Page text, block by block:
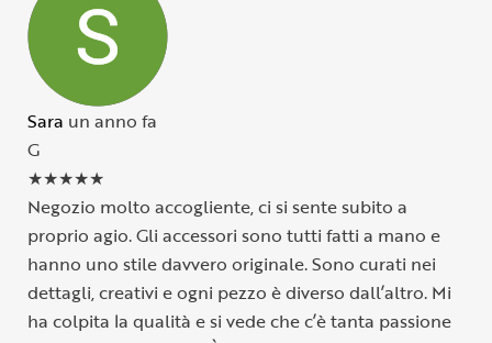
Sara un anno fa
G
★★★★★
Negozio molto accogliente, ci si sente subito a
proprio agio. Gli accessori sono tutti fatti a mano e
hanno uno stile davvero originale. Sono curati nei
dettagli, creativi e ogni pezzo è diverso dall’altro. Mi
ha colpita la qualità e si vede che c’è tanta passione